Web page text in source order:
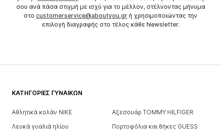
σου ανά πάσα στιγμή με ισχύ για το μέλλον, στέλνοντας μήνυμα
στο customerservice@aboutyou.gr ή χρησιμοποιώντας την
επιλογή διαγραφής στο τέλος κάθε Newsletter.
ΚΑΤΗΓΟΡΊΕΣ ΓΥΝΑΙΚΏΝ
Αθλητικά κολάν NIKE
Αξεσουάρ TOMMY HILFIGER
Λευκά γυαλιά ηλίου
Πορτοφόλια και θήκες GUESS